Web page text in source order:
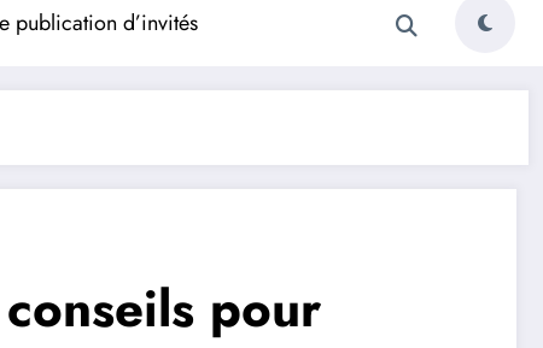
publication d’invités
pour